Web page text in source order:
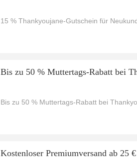
15 % Thankyoujane-Gutschein für
Bis zu 50 % Muttertags-Rabatt bei
Bis zu 50 % Muttertags-Rabatt bei
Kostenloser Premiumversand ab 25 €